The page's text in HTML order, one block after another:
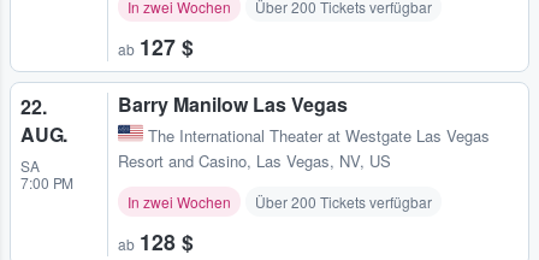
In zwei Wochen Über 200 Tickets verfügbar
ab 127 $
22.
AUG.
SA
7:00 PM
Barry Manilow Las Vegas
The International Theater at Westgate Las Vegas
Resort and Casino, Las Vegas, NV, US
In zwei Wochen Über 200 Tickets verfügbar
ab 128 $